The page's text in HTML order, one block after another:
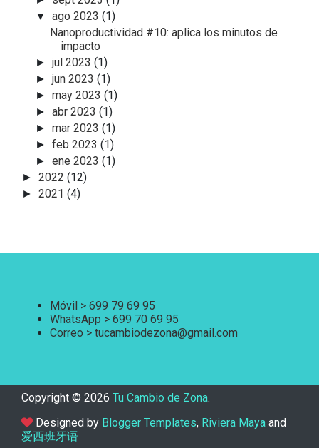
▼ago 2023(1)
Nanoproductividad #10: aplica los minutos de
impacto
►jul 2023(1)
►jun 2023(1)
►may 2023(1)
►abr 2023(1)
►mar 2023(1)
►feb 2023(1)
►ene 2023(1)
► 2022 (12)
► 2021 (4)
Móvil > 699 79 69 95
WhatsApp > 699 70 69 95
Correo > tucambiodezona@gmail.com
Copyright © 2026 Tu Cambio de Zona.
Designed by Blogger Templates, Riviera Maya and
爱西班牙语